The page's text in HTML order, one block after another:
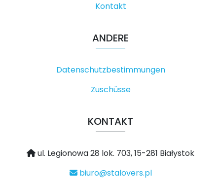
Kontakt
ANDERE
Datenschutzbestimmungen
Zuschüsse
KONTAKT
ul. Legionowa 28 lok. 703, 15-281 Białystok
biuro@stalovers.pl